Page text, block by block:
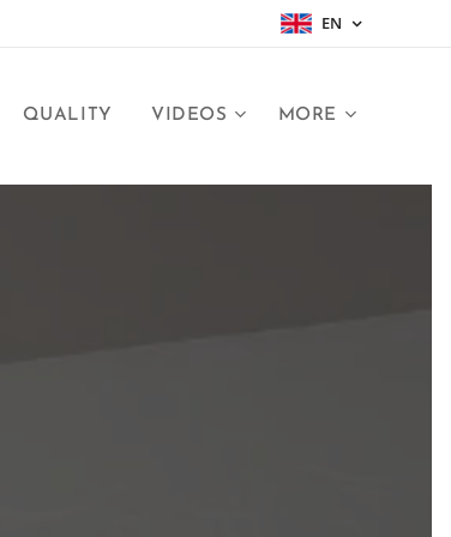
EN
QUALITY VIDEOS MORE